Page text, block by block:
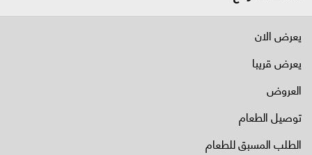
يعرض الان
يعرض قريبا
العروض
توصيل الطعام
الطلب المسبق للطعام